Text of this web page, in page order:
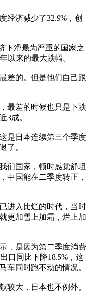
经济减少了32.9%，创
下滑最为严重的国家之
以来的最大跌幅。
差的。但是他们自己跟
最差的时候也只是下跌
3成。
是日本连续第三个季度
了。
们国家，顿时感觉舒坦
中国能在二季度转正，
进入比烂的时代，当时
更加雪上加霜，烂上加
，是因为第二季度消费
口同比下降18.5%，这
车同时跑不动的情况。
较大，日本也不例外。